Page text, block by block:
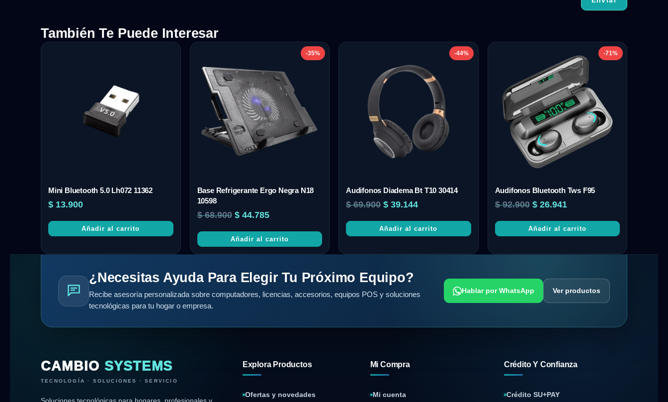
También Te Puede Interesar
Mini Bluetooth 5.0 Lh072 11362
$ 13.900
Añadir al carrito
-35%
Base Refrigerante Ergo Negra N18
10598
$68.900 $44.785
Añadir al carrito
-44%
Audifonos Diadema Bt T10 30414
$69.900 $ 39.144
Añadir al carrito
-71%
Audifonos Bluetooth Tws F95
$92.900 $26.941
Añadir al carrito
¿Necesitas Ayuda Para Elegir Tu Próximo Equipo?
Recibe asesoría personalizada sobre computadores, licencias, accesorios, equipos POS y soluciones
tecnológicas para tu hogar o empresa.
Hablar por WhatsApp Ver productos
CAMBIO SYSTEMS
TECNOLOGÍA · SOLUCIONES · SERVICIO
Explora Productos
Ofertas y novedades
Mi Compra
Mi cuenta
Crédito Y Confianza
Crédito SU+PAY